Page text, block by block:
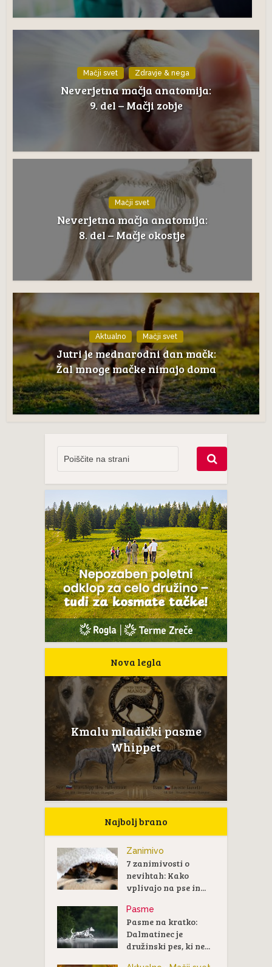
Mačji svet Zdravje & nega
Neverjetna mačja anatomija:
9. del – Mačji zobje
Mačji svet
Neverjetna mačja anatomija:
8. del – Mačje okostje
Aktualno Mačji svet
Jutri je mednarodni dan mačk:
Žal mnoge mačke nimajo doma
Nova legla
Kmalu mladički pasme
Whippet
Najbolj brano
Zanimivo
7 zanimivosti o
nevihtah: Kako
vplivajo na pse in...
Pasme
Pasme na kratko:
Dalmatinec je
družinski pes, ki ne...